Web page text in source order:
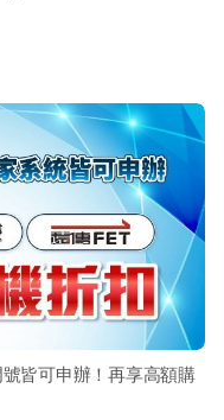
皆可申辦！再享高額購